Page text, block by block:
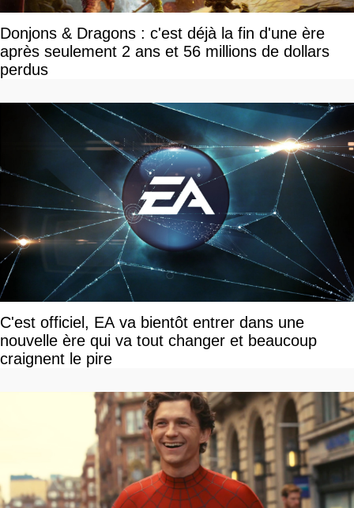
Donjons & Dragons : c'est déjà la fin d'une ère
après seulement 2 ans et 56 millions de dollars
perdus
C'est officiel, EA va bientôt entrer dans une
nouvelle ère qui va tout changer et beaucoup
craignent le pire